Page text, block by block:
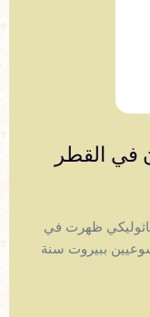
في القطر
ظهرت في
ببيروت سنة